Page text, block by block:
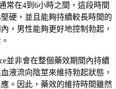
常在4到6小時之間，這段時間
硬，並且能夠持續較長時間的
，男性能夠更好地控制勃起，
並非會在整個藥效期間內持續
液流向陰莖來維持勃起狀態，
。因此，藥效的維持時間雖然